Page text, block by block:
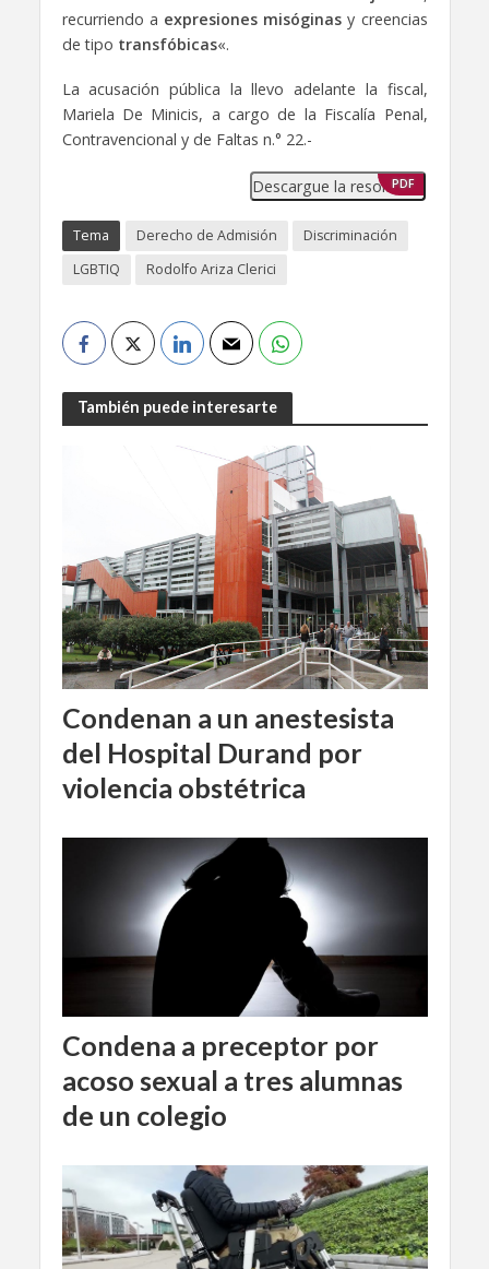
recurriendo a expresiones misóginas y creencias
de tipo transfóbicas«.
La acusación pública la llevo adelante la fiscal,
Mariela De Minicis, a cargo de la Fiscalía Penal,
Contravencional y de Faltas n.° 22.-
Descargue la resolución
PDF
Tema Derecho de Admisión
Discriminación
LGBTIQ
Rodolfo Ariza Clerici
También puede interesarte
Condenan a un anestesista
del Hospital Durand por
violencia obstétrica
Condena a preceptor por
acoso sexual a tres alumnas
de un colegio